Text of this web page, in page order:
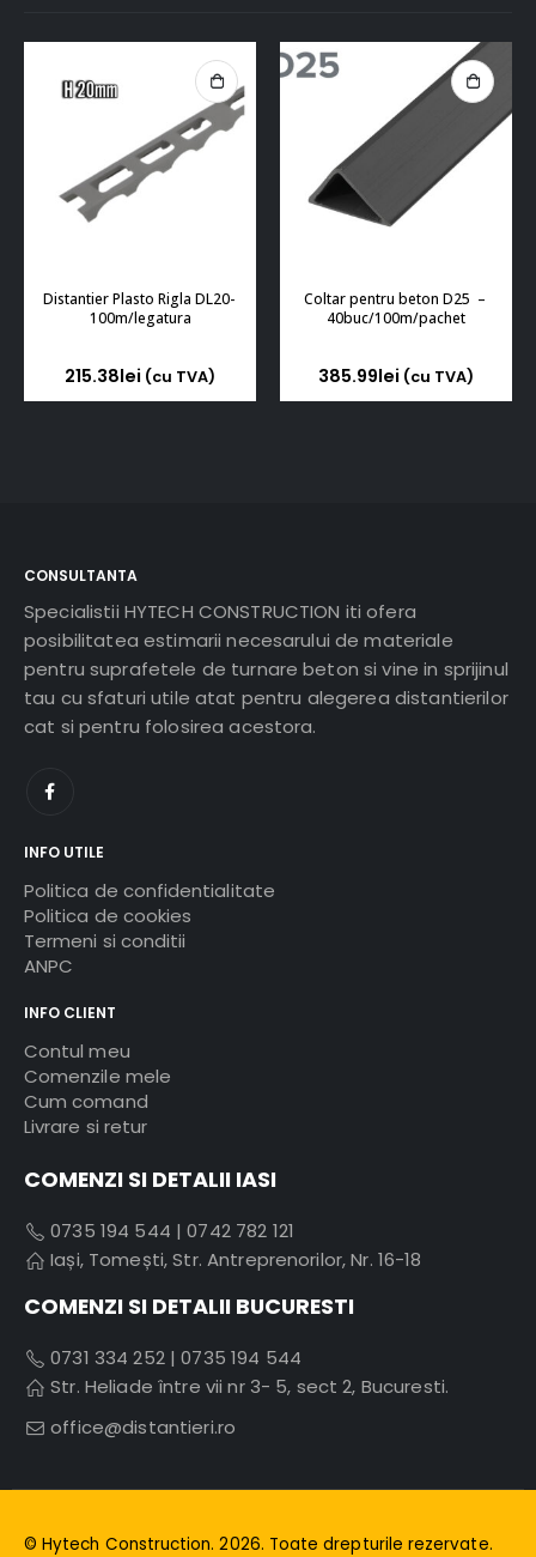
Distantier Plasto Rigla DL20-
100m/legatura
215.38lei (cu TVA)
Coltar pentru beton D25  –
40buc/100m/pachet
385.99lei (cu TVA)
CONSULTANTA
Specialistii HYTECH CONSTRUCTION iti ofera
posibilitatea estimarii necesarului de materiale
pentru suprafetele de turnare beton si vine in sprijinul
tau cu sfaturi utile atat pentru alegerea distantierilor
cat si pentru folosirea acestora.
INFO UTILE
Politica de confidentialitate
Politica de cookies
Termeni si conditii
ANPC
INFO CLIENT
Contul meu
Comenzile mele
Cum comand
Livrare si retur
COMENZI SI DETALII IASI
0735 194 544 |0742 782 121
Iași, Tomești, Str. Antreprenorilor, Nr. 16-18
COMENZI SI DETALII BUCURESTI
0731 334 252|0735 194 544
Str. Heliade între vii nr 3- 5, sect 2, Bucuresti.
office@distantieri.ro
© Hytech Construction. 2026. Toate drepturile rezervate.